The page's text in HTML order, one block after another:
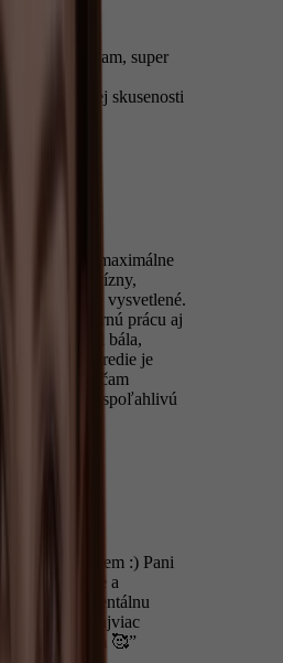
odporucam, super
su na
z vlastnej skusenosti
dlhšie a som maximálne
je veľmi precízny,
je vždy jasne vysvetlené.
ľudskosť, šetrnú prácu aj
sa kedysi bála,
stresu. Prostredie je
Určite odporúčam
kvalitnú a spoľahlivú
zbožňujem :) Pani
su najmilšie a
dentálnu
že najviac
🥰”